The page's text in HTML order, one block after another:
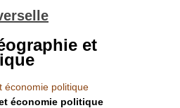
et
économie politique
économie politique